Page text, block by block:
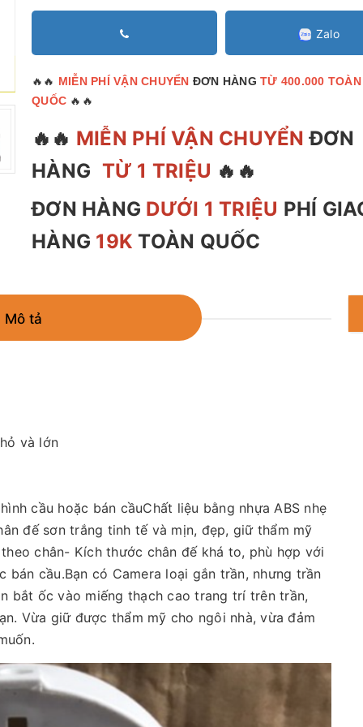
Zalo
🔥🔥 MIỄN PHÍ VẬN CHUYỂN ĐƠN HÀNG TỪ 400.000 TOÀN
QUỐC 🔥🔥
🔥🔥 MIỄN PHÍ VẬN CHUYỂN ĐƠN
HÀNG TỪ 1 TRIỆU 🔥🔥
ĐƠN HÀNG DƯỚI 1 TRIỆU PHÍ
HÀNG 19KTOÀN QUỐC
Mô tả
và lớn
cầu hoặc bán cầuChất liệu bằng nhựa ABS nhẹ
đế sơn trắng tinh tế và mịn, đẹp, giữ thẩm mỹ
chân- Kích thước chân đế khá to, phù hợp với
bán cầu.Bạn có Camera loại gắn trần, nhưng trần
bắt ốc vào miếng thạch cao trang trí trên trần,
Vừa giữ được thẩm mỹ cho ngôi nhà, vừa đảm